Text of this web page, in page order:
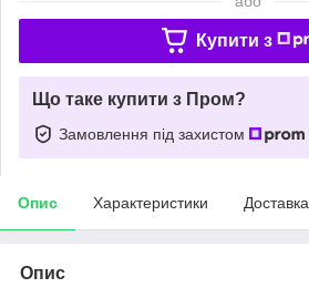
Купити з
Що таке купити з Пром?
Замовлення під захистом
Опис Характеристики Доставка
Опис